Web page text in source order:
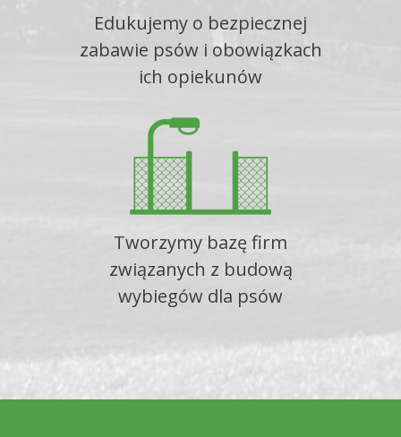
Edukujemy o bezpiecznej
zabawie psów i obowiązkach
ich opiekunów
Tworzymy bazę firm
związanych z budową
wybiegów dla psów